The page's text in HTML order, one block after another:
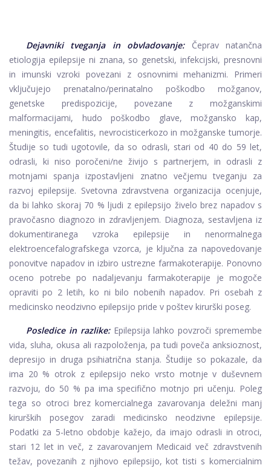
Dejavniki tveganja in obvladovanje:
Čeprav natančna
etiologija epilepsije ni znana, so genetski, infekcijski, presnovni
in imunski vzroki povezani z osnovnimi mehanizmi. Primeri
vključujejo prenatalno/perinatalno poškodbo možganov,
genetske predispozicije, povezane z možganskimi
malformacijami, hudo poškodbo glave, možgansko kap,
meningitis, encefalitis, nevrocisticerkozo in možganske tumorje.
Študije so tudi ugotovile, da so odrasli, stari od 40 do 59 let,
odrasli, ki niso poročeni/ne živijo s partnerjem, in odrasli z
motnjami spanja izpostavljeni znatno večjemu tveganju za
razvoj epilepsije. Svetovna zdravstvena organizacija ocenjuje,
da bi lahko skoraj 70 % ljudi z epilepsijo živelo brez napadov s
pravočasno diagnozo in zdravljenjem. Diagnoza, sestavljena iz
dokumentiranega vzroka epilepsije in nenormalnega
elektroencefalografskega vzorca, je ključna za napovedovanje
ponovitve napadov in izbiro ustrezne farmakoterapije. Ponovno
oceno potrebe po nadaljevanju farmakoterapije je mogoče
opraviti po 2 letih, ko ni bilo nobenih napadov. Pri osebah z
medicinsko neodzivno epilepsijo pride v poštev kirurški poseg.
Posledice in razlike: Epilepsija lahko povzroči spremembe
vida, sluha, okusa ali razpoloženja, pa tudi poveča anksioznost,
depresijo in druga psihiatrična stanja. Študije so pokazale, da
ima 20 % otrok z epilepsijo neko vrsto motnje v duševnem
razvoju, do 50 % pa ima specifično motnjo pri učenju. Poleg
tega so otroci brez komercialnega zavarovanja deležni manj
kirurških posegov zaradi medicinsko neodzivne epilepsije.
Podatki za 5-letno obdobje kažejo, da imajo odrasli in otroci,
stari 12 let in več, z zavarovanjem Medicaid več zdravstvenih
težav, povezanih z njihovo epilepsijo, kot tisti s komercialnim